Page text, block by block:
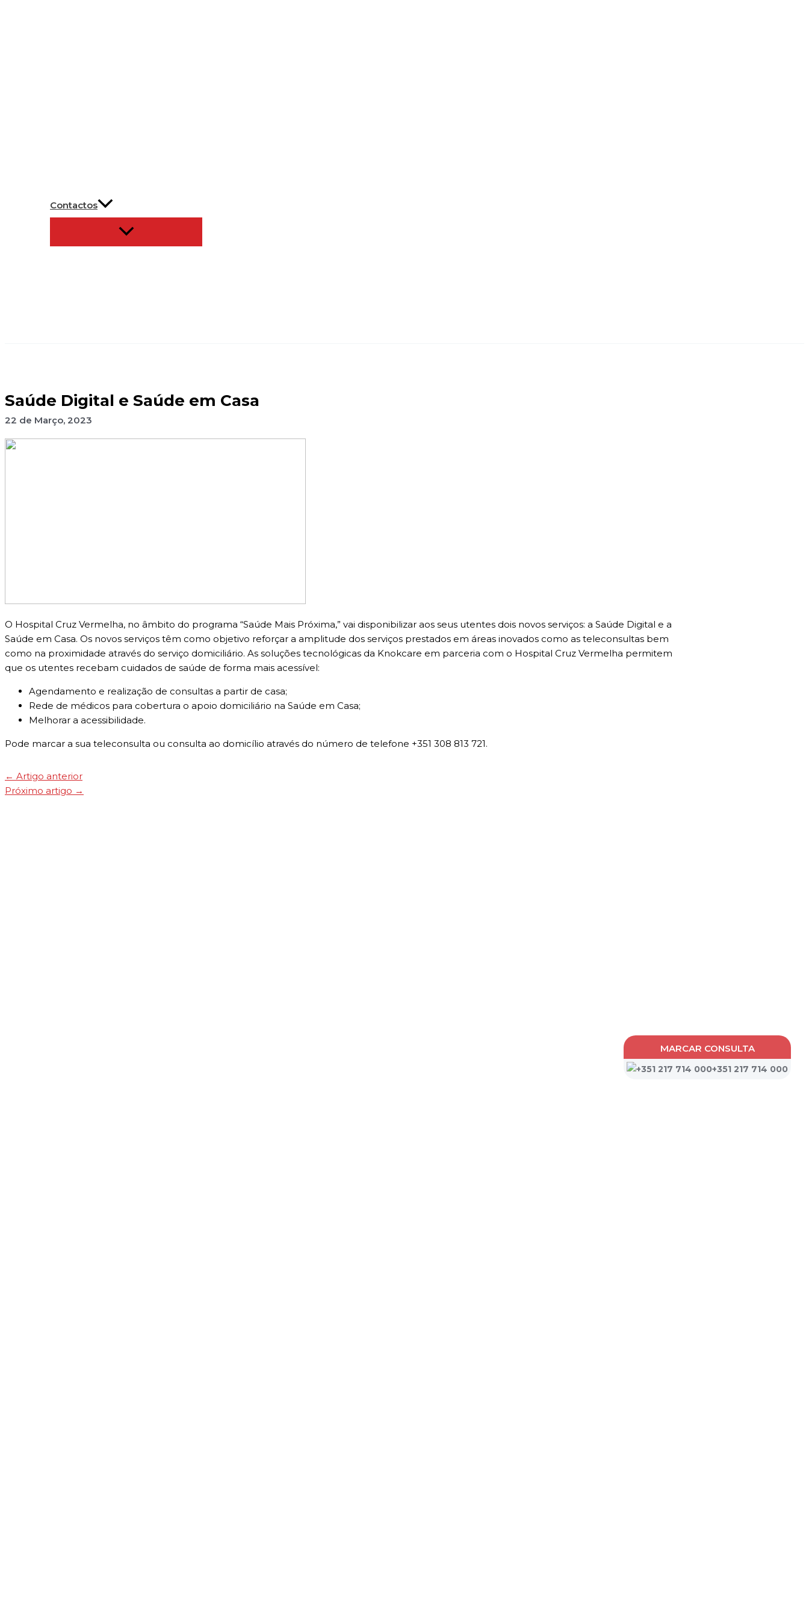
MARCAR CONSULTA
+351 217 714 000
Contactos
Saúde Digital e Saúde em Casa
22 de Março, 2023
O Hospital Cruz Vermelha, no âmbito do programa “Saúde Mais Próxima,” vai disponibilizar aos seus utentes dois novos serviços: a Saúde Digital e a
Saúde em Casa. Os novos serviços têm como objetivo reforçar a amplitude dos serviços prestados em áreas inovados como as teleconsultas bem
como na proximidade através do serviço domiciliário. As soluções tecnológicas da Knokcare em parceria com o Hospital Cruz Vermelha permitem
que os utentes recebam cuidados de saúde de forma mais acessível:
Agendamento e realização de consultas a partir de casa;
Rede de médicos para cobertura o apoio domiciliário na Saúde em Casa;
Melhorar a acessibilidade.
Pode marcar a sua teleconsulta ou consulta ao domicílio através do número de telefone +351 308 813 721.
← Artigo anterior
Próximo artigo →